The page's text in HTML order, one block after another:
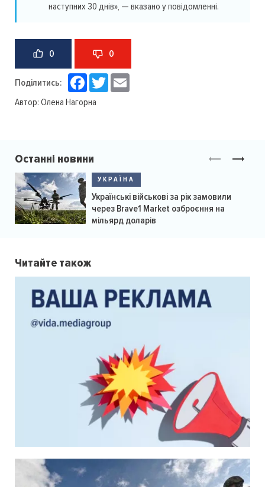
наступних 30 днів», — вказано у повідомленні.
0 0
Поділитись: Facebook
Twitter
Автор: Олена Нагорна
Останні новини
УКРАЇНА
Українські військові за рік замовили
через Brave1 Market озброєння на
мільярд доларів
Читайте також